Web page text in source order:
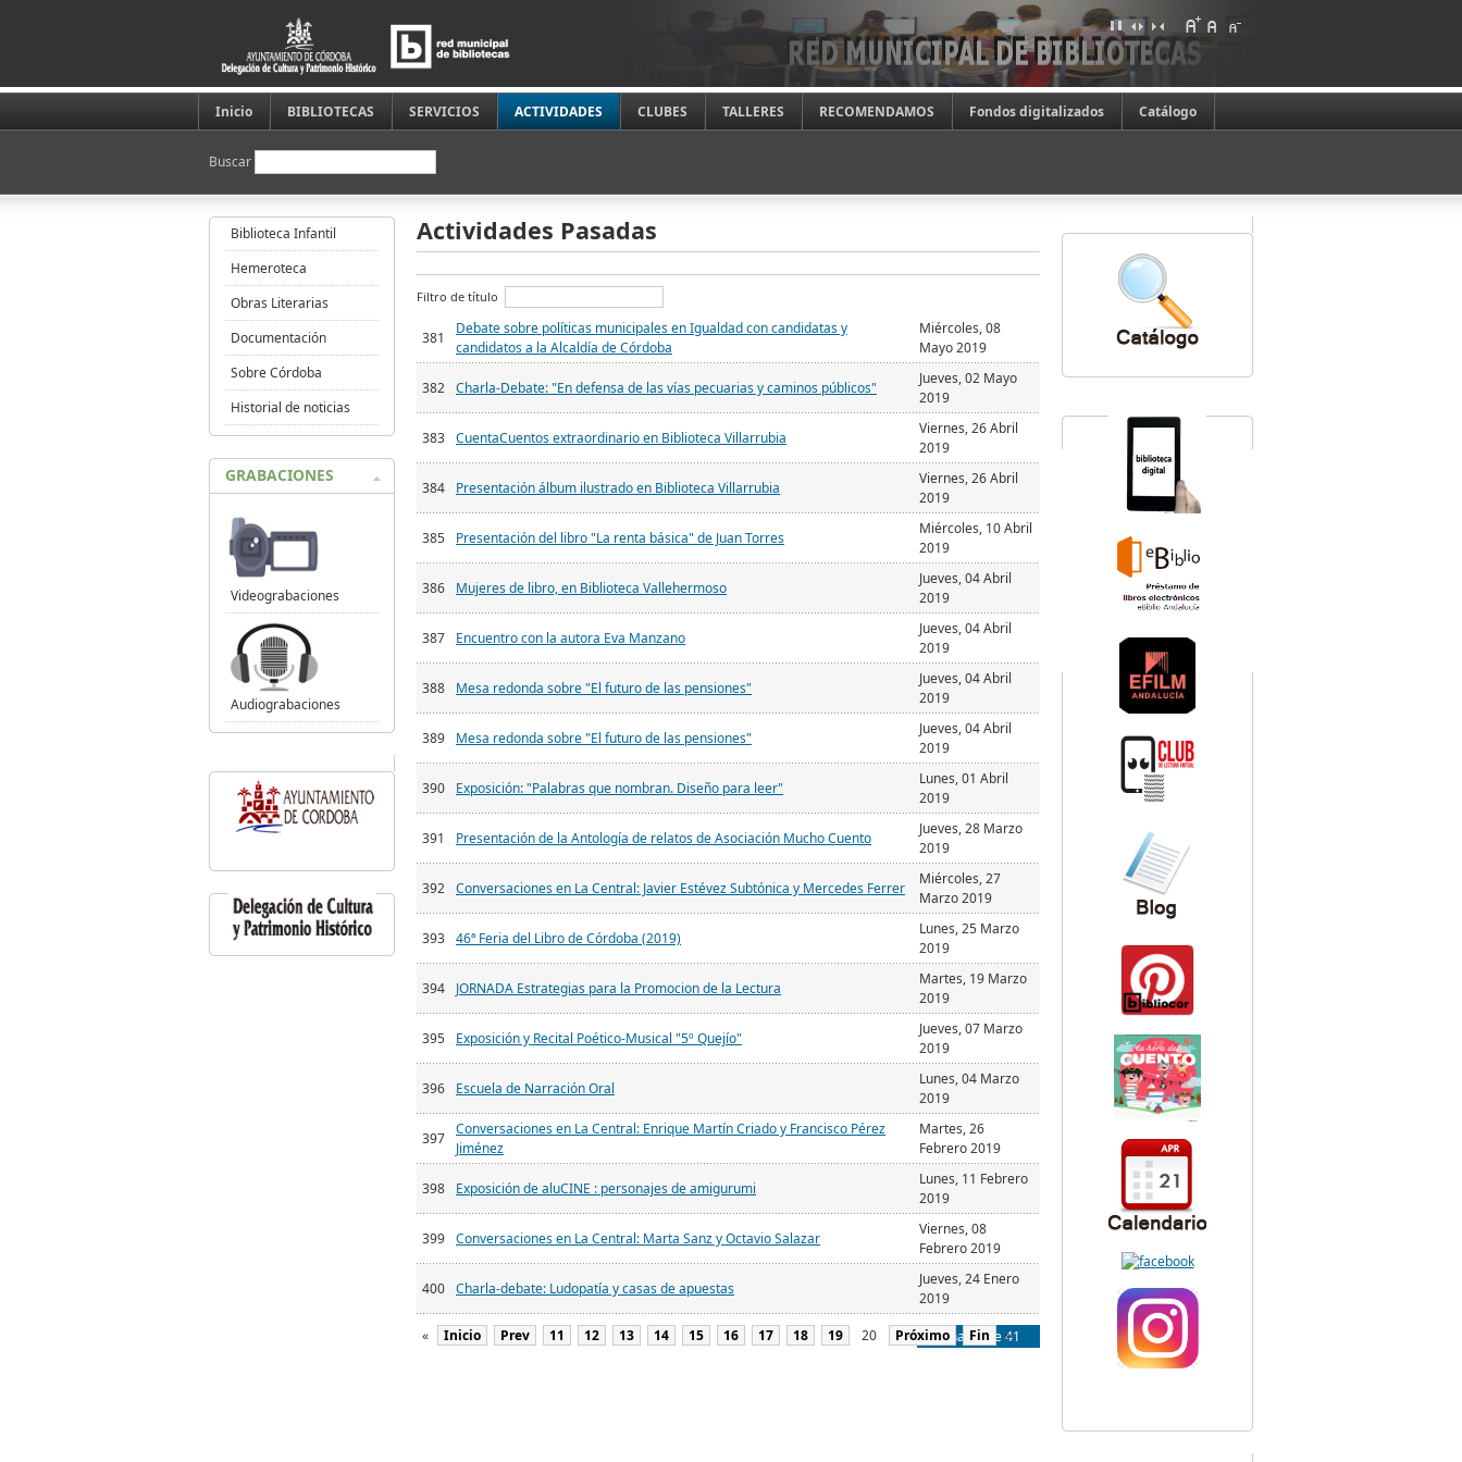
Inicio BIBLIOTECAS SERVICIOS ACTIVIDADES CLUBES TALLERES RECOMENDAMOS Fondos digitalizados Catálogo
Buscar
Actividades Pasadas
Filtro de título
381
Debate sobre políticas municipales en Igualdad con candidatas y
candidatos a la Alcaldía de Córdoba
Miércoles, 08
Mayo 2019
382 Charla-Debate: "En defensa de las vías pecuarias y caminos públicos"
Jueves, 02 Mayo
2019
383 CuentaCuentos extraordinario en Biblioteca Villarrubia
Viernes, 26 Abril
2019
384 Presentación álbum ilustrado en Biblioteca Villarrubia
Viernes, 26 Abril
2019
385 Presentación del libro "La renta básica" de Juan Torres
Miércoles, 10 Abril
2019
386 Mujeres de libro, en Biblioteca Vallehermoso
Jueves, 04 Abril
2019
387 Encuentro con la autora Eva Manzano
Jueves, 04 Abril
2019
388 Mesa redonda sobre "El futuro de las pensiones"
Jueves, 04 Abril
2019
389 Mesa redonda sobre "El futuro de las pensiones"
Jueves, 04 Abril
2019
390 Exposición: "Palabras que nombran. Diseño para leer"
Lunes, 01 Abril
2019
391 Presentación de la Antología de relatos de Asociación Mucho Cuento
Jueves, 28 Marzo
2019
392 Conversaciones en La Central: Javier Estévez Subtónica y Mercedes Ferrer
Miércoles, 27
Marzo 2019
393 46ª Feria del Libro de Córdoba (2019)
Lunes, 25 Marzo
2019
394 JORNADA Estrategias para la Promocion de la Lectura
Martes, 19 Marzo
2019
395 Exposición y Recital Poético-Musical "5º Quejío"
Jueves, 07 Marzo
2019
396 Escuela de Narración Oral
Lunes, 04 Marzo
2019
397
Conversaciones en La Central: Enrique Martín Criado y Francisco Pérez
Jiménez
Martes, 26
Febrero 2019
398 Exposición de aluCINE : personajes de amigurumi
Lunes, 11 Febrero
2019
399 Conversaciones en La Central: Marta Sanz y Octavio Salazar
Viernes, 08
Febrero 2019
400 Charla-debate: Ludopatía y casas de apuestas
Jueves, 24 Enero
2019
Página 20 de 41
« Inicio Prev 11 12 13 14 15 16 17 18 19 20 Próximo Fin »
Biblioteca Infantil
Hemeroteca
Obras Literarias
Documentación
Sobre Córdoba
Historial de noticias
GRABACIONES
Videograbaciones
Audiograbaciones